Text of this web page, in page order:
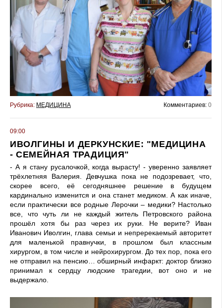
Рубрика: МЕДИЦИНА Комментариев: 0
09:00
ИВОЛГИНЫ И ДЕРКУНСКИЕ: "МЕДИЦИНА
- СЕМЕЙНАЯ ТРАДИЦИЯ"
- А я стану русалочкой, когда вырасту! - уверенно заявляет
трёхлетняя Валерия. Девчушка пока не подозревает, что,
скорее всего, её сегодняшнее решение в будущем
кардинально изменится и она станет медиком. А как иначе,
если практически все родные Лерочки – медики? Настолько
все, что чуть ли не каждый житель Петровского района
прошёл хотя бы раз через их руки. Не верите? Иван
Иванович Иволгин, глава семьи и непререкаемый авторитет
для маленькой правнучки, в прошлом был классным
хирургом, в том числе и нейрохирургом. До тех пор, пока его
не отправил на пенсию… обширный инфаркт: доктор близко
принимал к сердцу людские трагедии, вот оно и не
выдержало.